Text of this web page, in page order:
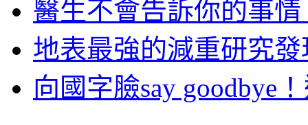
醫生不會告訴你的事
地表最強的減重研究
向國字臉say goodbye